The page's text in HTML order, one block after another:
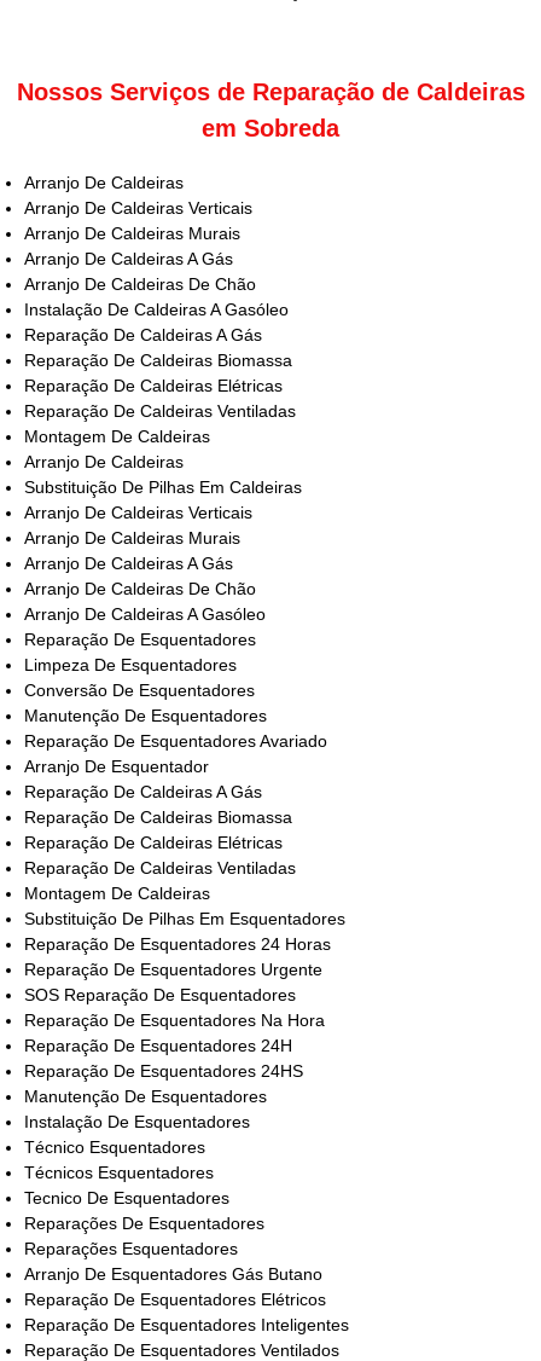
Nossos Serviços de Reparação de Caldeiras
em Sobreda
Arranjo De Caldeiras
Arranjo De Caldeiras Verticais
Arranjo De Caldeiras Murais
Arranjo De Caldeiras A Gás
Arranjo De Caldeiras De Chão
Instalação De Caldeiras A Gasóleo
Reparação De Caldeiras A Gás
Reparação De Caldeiras Biomassa
Reparação De Caldeiras Elétricas
Reparação De Caldeiras Ventiladas
Montagem De Caldeiras
Arranjo De Caldeiras
Substituição De Pilhas Em Caldeiras
Arranjo De Caldeiras Verticais
Arranjo De Caldeiras Murais
Arranjo De Caldeiras A Gás
Arranjo De Caldeiras De Chão
Arranjo De Caldeiras A Gasóleo
Reparação De Esquentadores
Limpeza De Esquentadores
Conversão De Esquentadores
Manutenção De Esquentadores
Reparação De Esquentadores Avariado
Arranjo De Esquentador
Reparação De Caldeiras A Gás
Reparação De Caldeiras Biomassa
Reparação De Caldeiras Elétricas
Reparação De Caldeiras Ventiladas
Montagem De Caldeiras
Substituição De Pilhas Em Esquentadores
Reparação De Esquentadores 24 Horas
Reparação De Esquentadores Urgente
SOS Reparação De Esquentadores
Reparação De Esquentadores Na Hora
Reparação De Esquentadores 24H
Reparação De Esquentadores 24HS
Manutenção De Esquentadores
Instalação De Esquentadores
Técnico Esquentadores
Técnicos Esquentadores
Tecnico De Esquentadores
Reparações De Esquentadores
Reparações Esquentadores
Arranjo De Esquentadores Gás Butano
Reparação De Esquentadores Elétricos
Reparação De Esquentadores Inteligentes
Reparação De Esquentadores Ventilados